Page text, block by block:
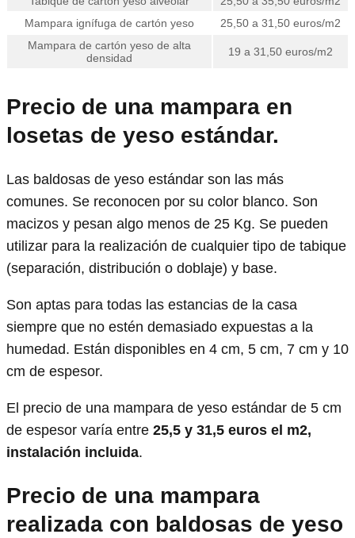
Mampara ignífuga de cartón yeso
25,50 a 31,50 euros/m2
Mampara de cartón yeso de alta
densidad
19 a 31,50 euros/m2
Precio de una mampara en
losetas de yeso estándar.
Las baldosas de yeso estándar son las más
comunes. Se reconocen por su color blanco. Son
macizos y pesan algo menos de 25 Kg. Se pueden
utilizar para la realización de cualquier tipo de tabique
(separación, distribución o doblaje) y base.
Son aptas para todas las estancias de la casa
siempre que no estén demasiado expuestas a la
humedad. Están disponibles en 4 cm, 5 cm, 7 cm y 10
cm de espesor.
El precio de una mampara de yeso estándar de 5 cm
de espesor varía entre 25,5 y 31,5 euros el m2,
instalación incluida.
Precio de una mampara
realizada con baldosas de yeso